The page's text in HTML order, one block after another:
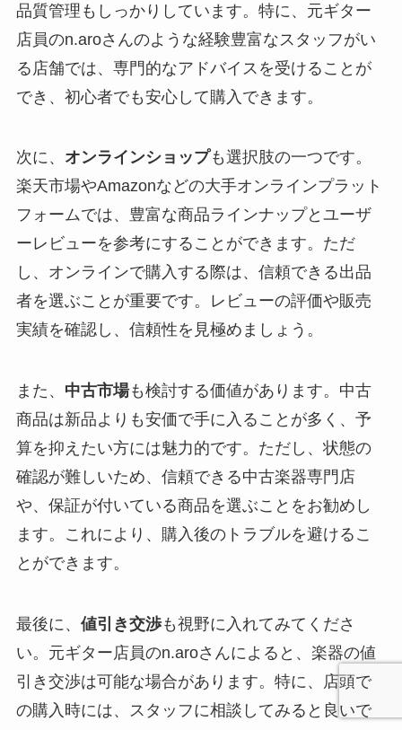
品質管理もしっかりしています。特に、元ギター
店員のn.aroさんのような経験豊富なスタッフがい
る店舗では、専門的なアドバイスを受けることが
でき、初心者でも安心して購入できます。
次に、 オンラインショップも選択肢の一つです。
楽天市場やAmazonなどの大手オンラインプラット
フォームでは、豊富な商品ラインナップとユーザ
ーレビューを参考にすることができます。ただ
し、オンラインで購入する際は、信頼できる出品
者を選ぶことが重要です。レビューの評価や販売
実績を確認し、信頼性を見極めましょう。
また、 中古市場も検討する価値があります。中古
商品は新品よりも安価で手に入ることが多く、予
算を抑えたい方には魅力的です。ただし、状態の
確認が難しいため、信頼できる中古楽器専門店
や、保証が付いている商品を選ぶことをお勧めし
ます。これにより、購入後のトラブルを避けるこ
とができます。
最後に、 値引き交渉も視野に入れてみてくださ
い。元ギター店員のn.aroさんによると、楽器の値
引き交渉は可能な場合があります。特に、店頭で
の購入時には、スタッフに相談してみると良いで